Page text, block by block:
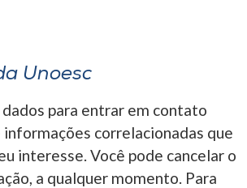
Unoesc
para entrar em contato
informações correlacionadas que
interesse. Você pode cancelar o
a qualquer momento. Para